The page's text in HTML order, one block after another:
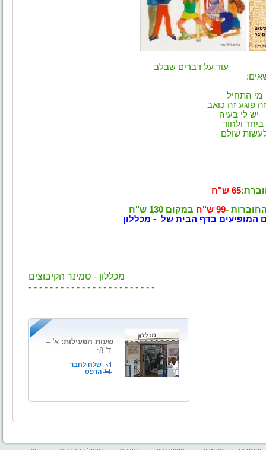
עוד על דברים שבלב
התחיל
כואב
לי בעיה
65 ש"ח
-99 ש"ח
במקום 130 ש"ח
המופיעים בדף הבית של - מכללון
מכללון - סמינר הקיבוצים
- - - - - - - - - - - - - - - - - - - - - - - -
שעות הפעילות: א' –
ד' 8:
שלח לחבר
הדפס